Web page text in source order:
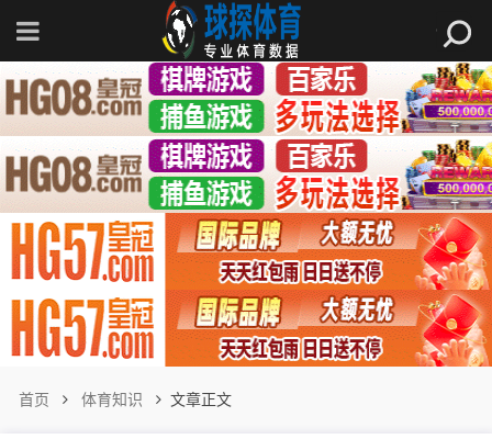
首页 体育知识 文章正文